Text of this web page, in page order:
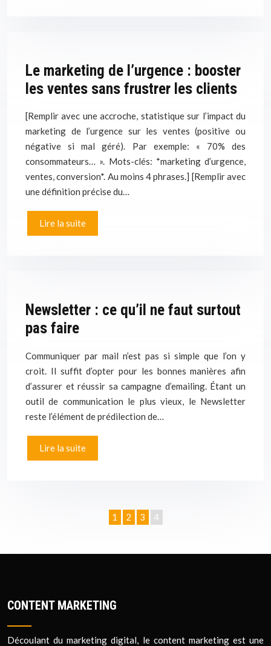
Le marketing de l’urgence : booster
les ventes sans frustrer les clients
[Remplir avec une accroche, statistique sur l’impact du
marketing de l’urgence sur les ventes (positive ou
négative si mal géré). Par exemple: « 70% des
consommateurs… ». Mots-clés: *marketing d’urgence,
ventes, conversion*. Au moins 4 phrases.] [Remplir avec
une définition précise du…
Lire la suite
Newsletter : ce qu’il ne faut surtout
pas faire
Communiquer par mail n’est pas si simple que l’on y
croit. Il suffit d’opter pour les bonnes manières afin
d’assurer et réussir sa campagne d’emailing. Étant un
outil de communication le plus vieux, le Newsletter
reste l’élément de prédilection de…
Lire la suite
1 2 3 4
CONTENT MARKETING
Découlant du marketing digital, le content marketing est une